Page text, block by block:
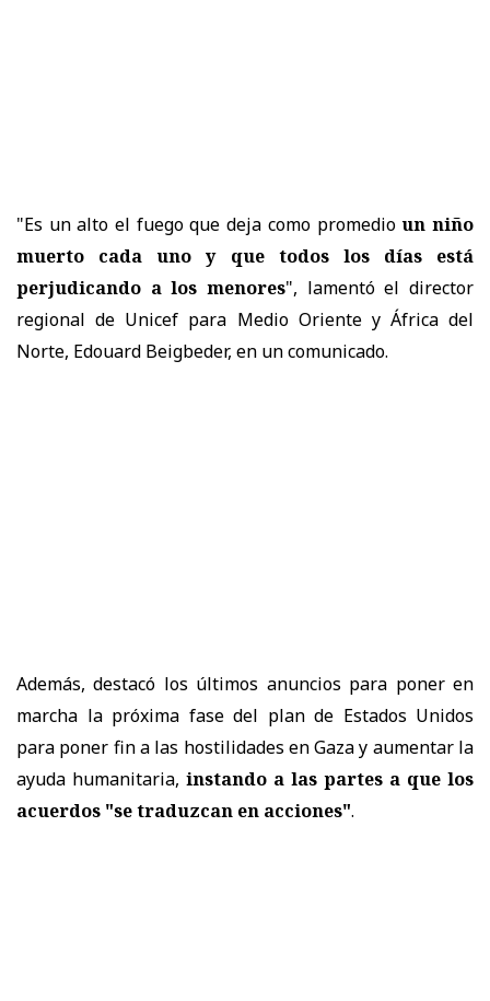
"Es un alto el fuego que deja como promedioun niño
muerto cada uno y que todos los días está
perjudicando a los menores", lamentó el director
regional de Unicef para Medio Oriente y África del
Norte, Edouard Beigbeder, en un comunicado.
Además, destacó los últimos anuncios para poner en
marcha la próxima fase del plan de Estados Unidos
para poner fin a las hostilidades en Gaza y aumentar la
ayuda humanitaria, instando a las partes a que los
acuerdos "se traduzcan en acciones".